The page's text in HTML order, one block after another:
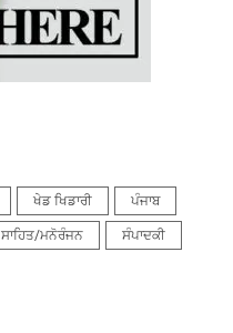
ਖੇਡ ਖਿਡਾਰੀ ਪੰਜਾਬ
ਸਾਹਿਤ/ਮਨੋਰੰਜਨ ਸੰਪਾਦਕੀ